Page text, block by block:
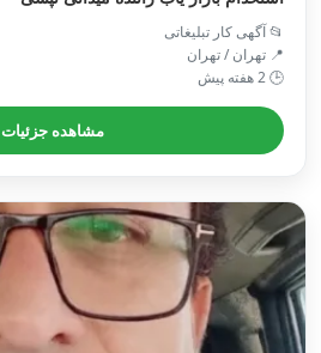
📂 آگهی کار تبلیغاتی
📍 تهران / تهران
🕒 2 هفته پیش
مشاهده جزئیات